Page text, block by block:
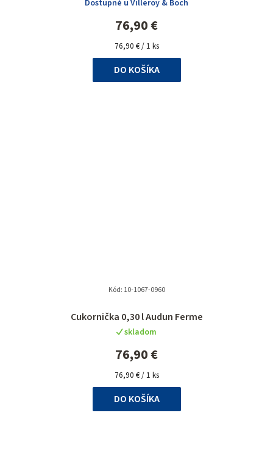
Dostupné u Villeroy & Boch
76,90 €
Jednotková
cena:
76,90 € / 1 ks
DO KOŠÍKA
Cukornička 0,30 l Audun Ferme
hodnotenie
produktu
je
5,0
z
5
hviezdičiek.
skladom
76,90 €
Jednotková
cena:
76,90 € / 1 ks
DO KOŠÍKA
Kód: 10-1067-0960